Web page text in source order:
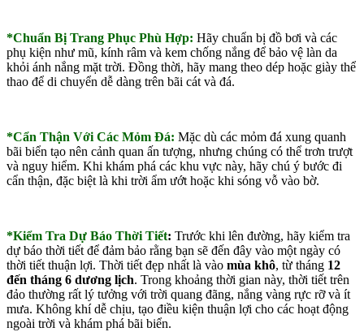
*Chuẩn Bị Trang Phục Phù Hợp: Hãy chuẩn bị đồ bơi và các
phụ kiện như mũ, kính râm và kem chống nắng để bảo vệ làn da
khỏi ánh nắng mặt trời. Đồng thời, hãy mang theo dép hoặc giày thể
thao để di chuyển dễ dàng trên bãi cát và đá.
*Cẩn Thận Với Các Mỏm Đá: Mặc dù các mỏm đá xung quanh
bãi biển tạo nên cảnh quan ấn tượng, nhưng chúng có thể trơn trượt
và nguy hiểm. Khi khám phá các khu vực này, hãy chú ý bước đi
cẩn thận, đặc biệt là khi trời ẩm ướt hoặc khi sóng vỗ vào bờ.
*Kiểm Tra Dự Báo Thời Tiết: Trước khi lên đường, hãy kiểm tra
dự báo thời tiết để đảm bảo rằng bạn sẽ đến đây vào một ngày có
thời tiết thuận lợi. Thời tiết đẹp nhất là vào mùa khô, từ tháng 12
đến tháng 6 dương lịch. Trong khoảng thời gian này, thời tiết trên
đảo thường rất lý tưởng với trời quang đãng, nắng vàng rực rỡ và ít
mưa. Không khí dễ chịu, tạo điều kiện thuận lợi cho các hoạt động
ngoài trời và khám phá bãi biển.